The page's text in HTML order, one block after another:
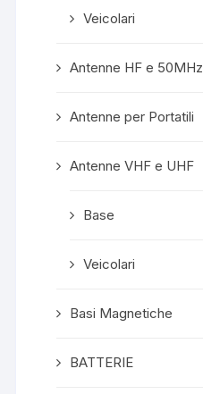
Veicolari
Antenne HF e 50MHz
Antenne per Portatili
Antenne VHF e UHF
Base
Veicolari
Basi Magnetiche
BATTERIE